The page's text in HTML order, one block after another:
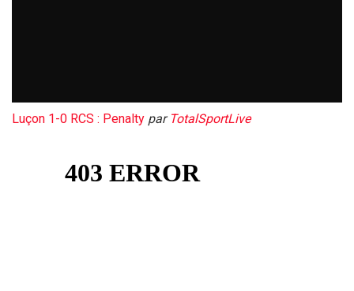
Luçon 1-0 RCS : Penalty par TotalSportLive